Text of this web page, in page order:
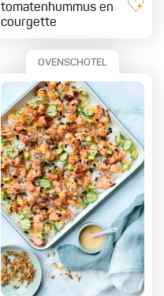
tomatenhummus en
courgette
OVENSCHOTEL